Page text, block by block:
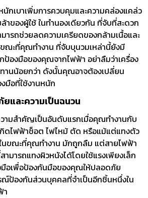
นักเบาเพิ่มการควบคุมและความคล่องแคล่ว
าของผู้ใช้ ในทำนองเดียวกัน ที่จับที่สะดวก
ารถช่วยลดความเครียดของกล้ามเนื้อและ
ณะที่คุณทำงาน ที่จับบุนวมเหล่านี้ยังมี
องมือของคุณจากไฟฟ้า อย่าลืมว่าเครื่อง
านน้อยกว่า ดังนั้นคุณอาจต้องเปลี่ยน
มือที่ใช้งานหนัก
และความเป็นฉนวน
ามสำคัญเป็นอันดับแรกเมื่อคุณทำงานกับ
กิดไฟฟ้าช็อต ไฟไหม้ ตัด หรือแม้แต่แทงตัว
ในขณะที่คุณทำงาน มักถูกลืม แต่สายไฟฟ้า
มารถแทงผิวหนังได้โดยใช้แรงเพียงเล็ก
อเพื่อป้องกันมือของคุณให้ปลอดภัย
ป้องกันส่วนบุคคลที่จำเป็นอีกชิ้นหนึ่งใน
า